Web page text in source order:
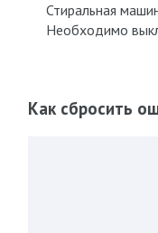
Стиральная
Необходимо
Как сбросить